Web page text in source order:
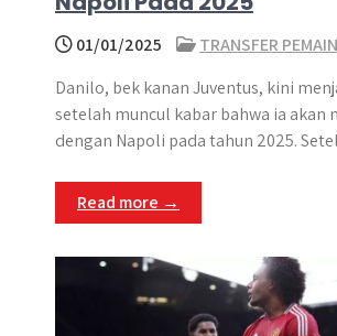
01/01/2025
TRANSFER PEMAIN
Danilo, bek kanan Juventus, kini
setelah muncul kabar bahwa ia akan
dengan Napoli pada tahun 2025.​
Read more →